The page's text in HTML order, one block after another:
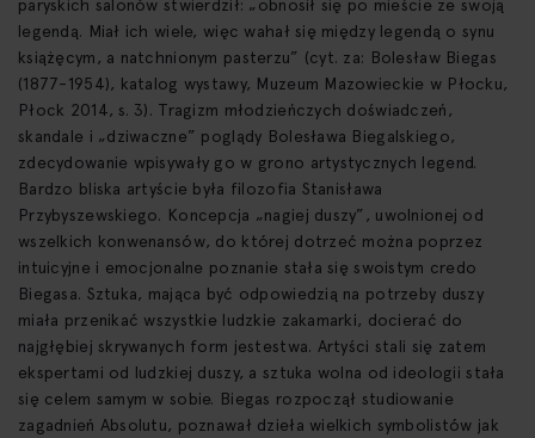
paryskich salonów stwierdził: „obnosił się po mieście ze swoją
legendą. Miał ich wiele, więc wahał się między legendą o synu
książęcym, a natchnionym pasterzu” (cyt. za: Bolesław Biegas
(1877-1954), katalog wystawy, Muzeum Mazowieckie w Płocku,
Płock 2014, s. 3). Tragizm młodzieńczych doświadczeń,
skandale i „dziwaczne” poglądy Bolesława Biegalskiego,
zdecydowanie wpisywały go w grono artystycznych legend.
Bardzo bliska artyście była filozofia Stanisława
Przybyszewskiego. Koncepcja „nagiej duszy”, uwolnionej od
wszelkich konwenansów, do której dotrzeć można poprzez
intuicyjne i emocjonalne poznanie stała się swoistym credo
Biegasa. Sztuka, mająca być odpowiedzią na potrzeby duszy
miała przenikać wszystkie ludzkie zakamarki, docierać do
najgłębiej skrywanych form jestestwa. Artyści stali się zatem
ekspertami od ludzkiej duszy, a sztuka wolna od ideologii stała
się celem samym w sobie. Biegas rozpoczął studiowanie
zagadnień Absolutu, poznawał dzieła wielkich symbolistów jak